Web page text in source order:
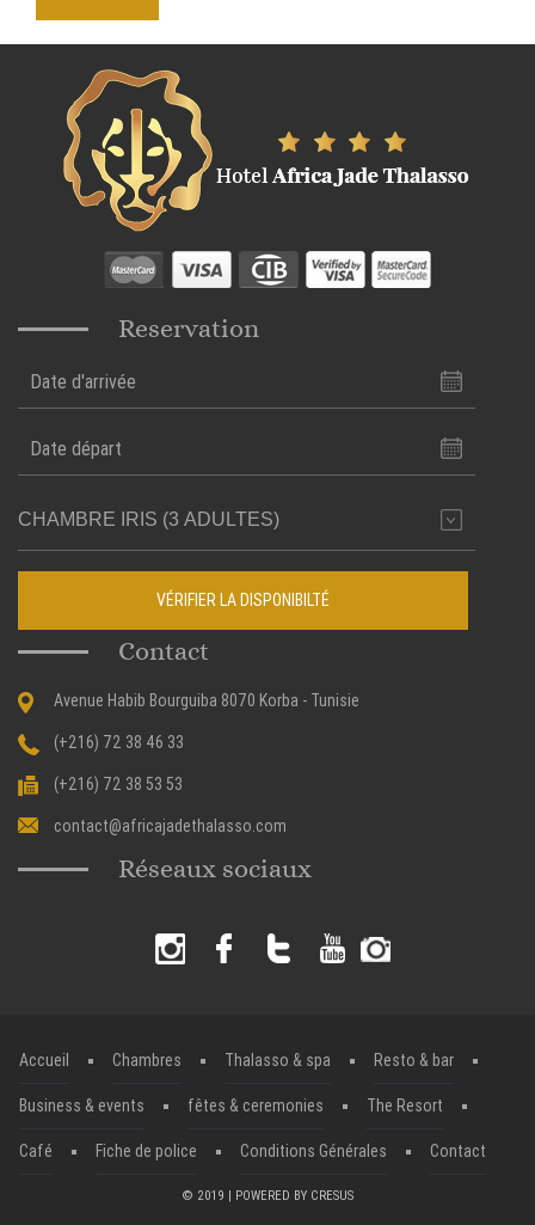
Reservation
VÉRIFIER LA DISPONIBILTÉ
Contact
Avenue Habib Bourguiba 8070 Korba - Tunisie
(+216) 72 38 46 33
(+216) 72 38 53 53
contact@africajadethalasso.com
Réseaux sociaux
Accueil Chambres Thalasso & spa Resto & bar
Business & events fêtes & ceremonies The Resort
Café Fiche de police Conditions Générales Contact
© 2019 | POWERED BY CRESUS